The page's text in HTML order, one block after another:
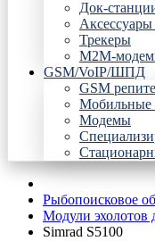
Док-
Трекеры
М2М-
GSM/VoIP/ШПД
GSM
Мобильные
Модемы
Рыбопоисковое
Модули эхолотов
Simrad S5100